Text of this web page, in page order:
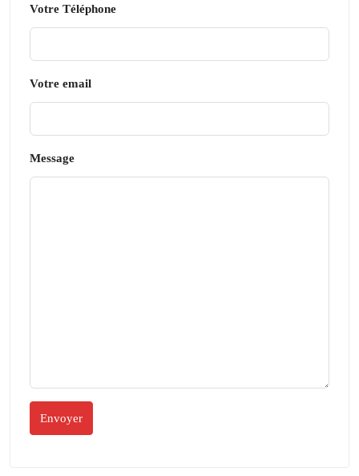
Votre Téléphone
Votre email
Message